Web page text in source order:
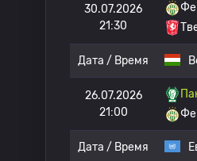
30.07.2026
21:30
Дата / Время
26.07.2026
21:00
Дата / Время